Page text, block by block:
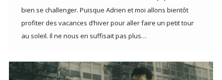
bien se challenger. Puisque Adrien et moi allons bientôt
profiter des vacances d’hiver pour aller faire un petit tour
au soleil. Il ne nous en suffisait pas plus…